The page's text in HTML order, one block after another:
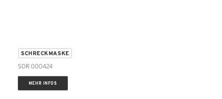
SCHRECKMASKE
SOR 000424
MEHR INFOS